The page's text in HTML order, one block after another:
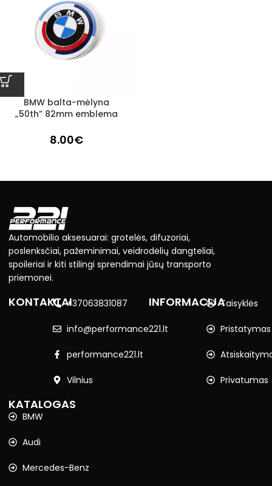
BMW balta-mėlyna
„50th” 82mm emblema
8.00€
Automobilio aksesuarai: grotelės, difuzoriai,
poslenksčiai, pažeminimai, veidrodėlių dangteliai,
spoileriai ir kiti stilingi sprendimai jūsų transporto
priemonei.
KONTAKTAI+37063831087
info@performance221.lt
performance221.lt
Vilnius
INFORMACIJATaisyklės
Pristatymas
Privatumas
KATALOGAS
BMW
Audi
Mercedes-Benz